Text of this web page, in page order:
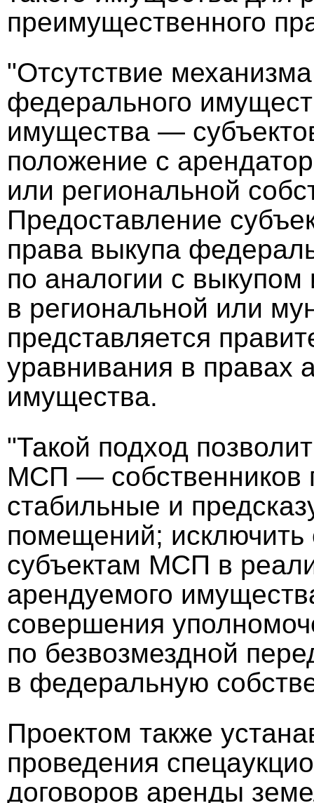
преимущественного
"Отсутствие
федерального
имущества —
положение с
или региональной
Предоставление
права выкупа
по аналогии с
в региональной или
представляется
уравнивания в правах
имущества.
"Такой подход
МСП — собственников
стабильные и
помещений; исключить
субъектам МСП в
арендуемого
совершения
по безвозмездной
в федеральную
Проектом также
проведения
договоров аренды